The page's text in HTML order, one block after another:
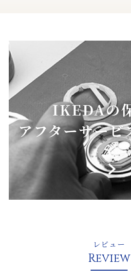
レビュー
Review